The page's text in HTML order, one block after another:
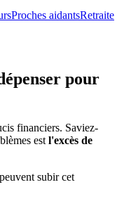
Proches aidantsRetraite
pour
financiers. Saviez-
est l'excès de
subir cet